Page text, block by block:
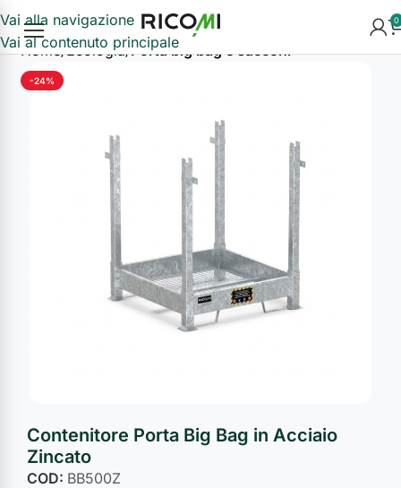
Vai alla navigazione
Vai al contenuto principale
0
Home Ecologia Porta big bag e sacconi
-24%
Contenitore Porta Big Bag in Acciaio
Zincato
COD: BB500Z